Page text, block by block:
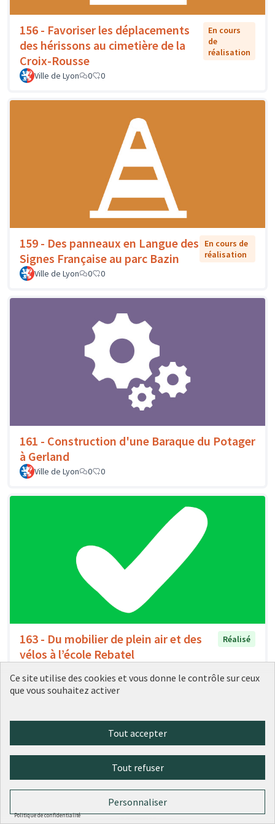
156 - Favoriser les déplacements
des hérissons au cimetière de la
Croix-Rousse
En cours
de
réalisation
Ville de Lyon 0 0
159 - Des panneaux en Langue des
Signes Française au parc Bazin
En cours de
réalisation
Ville de Lyon
0 0
161 - Construction d'une Baraque du Potager
à Gerland
Ville de Lyon 0 0
163 - Du mobilier de plein air et des
vélos à l’école Rebatel
Réalisé
Ce site utilise des cookies et vous donne le contrôle sur ceux
que vous souhaitez activer
Tout accepter
Tout refuser
Personnaliser
Politique de confidentialité